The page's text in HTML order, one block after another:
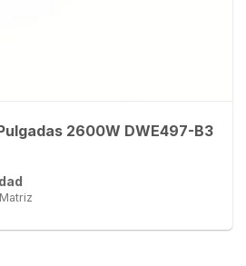
2600W DWE497-B3